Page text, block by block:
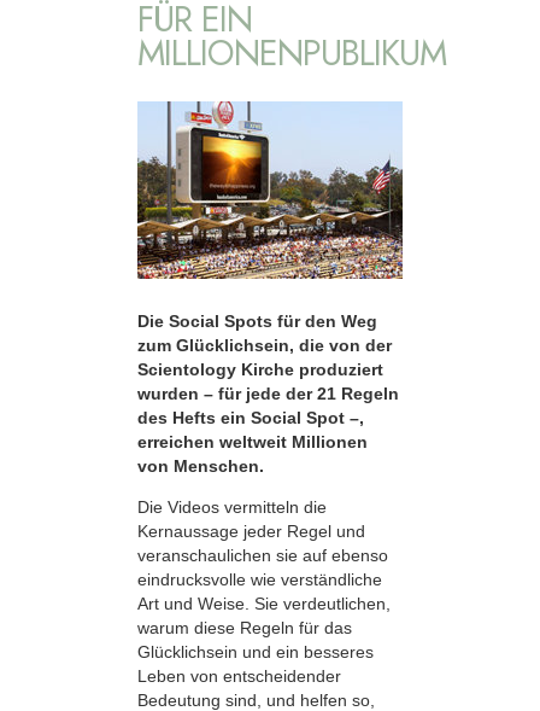
FÜR EIN
MILLIONENPUBLIKUM
Die Social Spots für den Weg
zum Glücklichsein, die von der
Scientology Kirche produziert
wurden – für jede der 21 Regeln
des Hefts ein Social Spot –,
erreichen weltweit Millionen
von Menschen.
Die Videos vermitteln die
Kernaussage jeder Regel und
veranschaulichen sie auf ebenso
eindrucksvolle wie verständliche
Art und Weise. Sie verdeutlichen,
warum diese Regeln für das
Glücklichsein und ein besseres
Leben von entscheidender
Bedeutung sind, und helfen so,